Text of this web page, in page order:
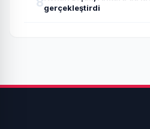
gerçekleştirdi